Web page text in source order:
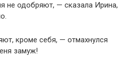
не одобряют, — сказала Ирина,
кроме себя, — отмахнулся
замуж!